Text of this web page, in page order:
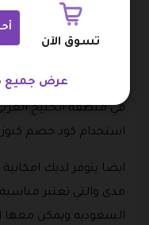
من مميزات عملية
الكثير من وسائل
وذلك مثل فيزا او ماستر
في منطقة الخليج
استخدام كود خصم
ايضا يتوفر لديك
مدى والتي تعتبر
السعوديه ويمكن معها
تسوق الآن
عرض جميع